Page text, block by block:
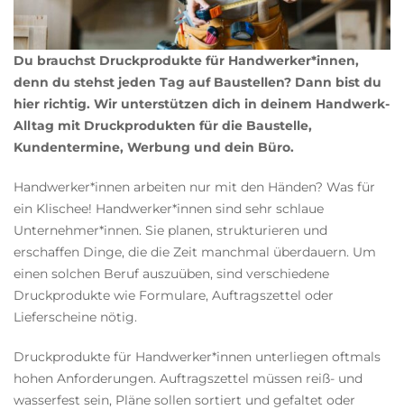
Du brauchst Druckprodukte für Handwerker*innen,
denn du stehst jeden Tag auf Baustellen? Dann bist du
hier richtig. Wir unterstützen dich in deinem Handwerk-
Alltag mit Druckprodukten für die Baustelle,
Kundentermine, Werbung und dein Büro.
Handwerker*innen arbeiten nur mit den Händen? Was für
ein Klischee! Handwerker*innen sind sehr schlaue
Unternehmer*innen. Sie planen, strukturieren und
erschaffen Dinge, die die Zeit manchmal überdauern. Um
einen solchen Beruf auszuüben, sind verschiedene
Druckprodukte wie Formulare, Auftragszettel oder
Lieferscheine nötig.
Druckprodukte für Handwerker*innen unterliegen oftmals
hohen Anforderungen. Auftragszettel müssen reiß- und
wasserfest sein, Pläne sollen sortiert und gefaltet oder